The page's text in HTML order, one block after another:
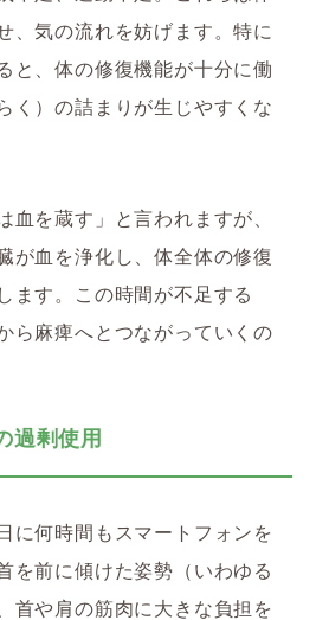
、気の流れを妨げます。特に
と、体の修復機能が十分に働
く）の詰まりが生じやすくな
血を蔵す」と言われますが、
が血を浄化し、体全体の修復
ます。この時間が不足する
ら麻痺へとつながっていくの
過剰使用
に何時間もスマートフォンを
を前に傾けた姿勢（いわゆる
首や肩の筋肉に大きな負担を